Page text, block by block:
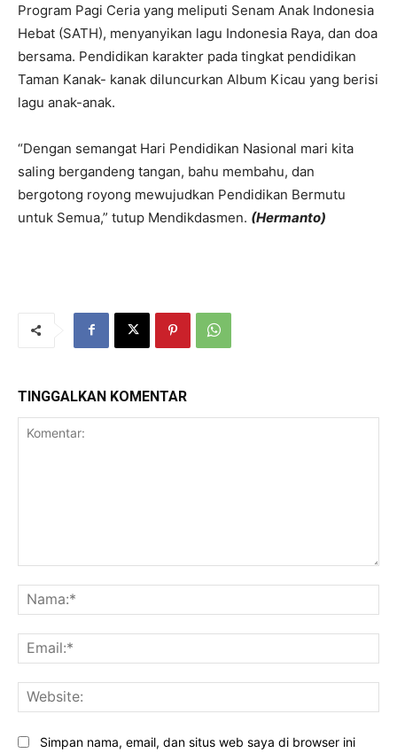
Program Pagi Ceria yang meliputi Senam Anak Indonesia
Hebat (SATH), menyanyikan lagu Indonesia Raya, dan doa
bersama. Pendidikan karakter pada tingkat pendidikan
Taman Kanak- kanak diluncurkan Album Kicau yang berisi
lagu anak-anak.
“Dengan semangat Hari Pendidikan Nasional mari kita
saling bergandeng tangan, bahu membahu, dan
bergotong royong mewujudkan Pendidikan Bermutu
untuk Semua,” tutup Mendikdasmen. (Hermanto)
TINGGALKAN KOMENTAR
Simpan nama, email, dan situs web saya di browser ini